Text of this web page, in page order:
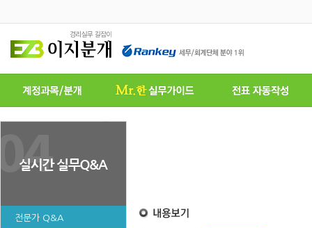
전문가 Q&A